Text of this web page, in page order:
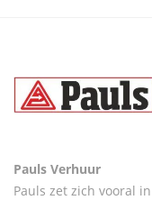
Pauls Verhuur
Pauls zet zich vooral